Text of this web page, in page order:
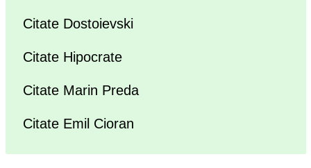
Citate Dostoievski
Citate Hipocrate
Citate Marin Preda
Citate Emil Cioran